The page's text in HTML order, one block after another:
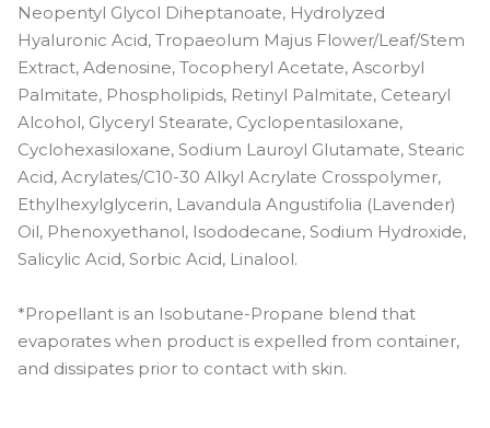
Neopentyl Glycol Diheptanoate, Hydrolyzed
Hyaluronic Acid, Tropaeolum Majus Flower/Leaf/Stem
Extract, Adenosine, Tocopheryl Acetate, Ascorbyl
Palmitate, Phospholipids, Retinyl Palmitate, Cetearyl
Alcohol, Glyceryl Stearate, Cyclopentasiloxane,
Cyclohexasiloxane, Sodium Lauroyl Glutamate, Stearic
Acid, Acrylates/C10-30 Alkyl Acrylate Crosspolymer,
Ethylhexylglycerin, Lavandula Angustifolia (Lavender)
Oil, Phenoxyethanol, Isododecane, Sodium Hydroxide,
Salicylic Acid, Sorbic Acid, Linalool.
*Propellant is an Isobutane-Propane blend that
evaporates when product is expelled from container,
and dissipates prior to contact with skin.